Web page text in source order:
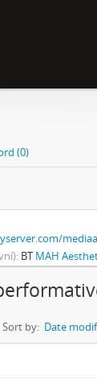
(0)
BT MAH
Sort by: Date